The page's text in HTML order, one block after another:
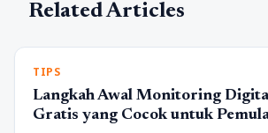
Related Articles
TIPS
Langkah Awal Monitoring
Gratis yang Cocok untuk